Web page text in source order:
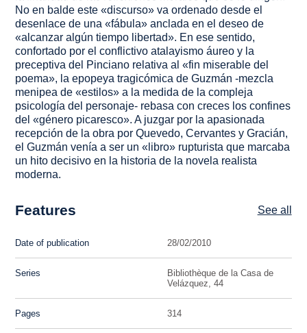
No en balde este «discurso» va ordenado desde el
desenlace de una «fábula» anclada en el deseo de
«alcanzar algún tiempo libertad». En ese sentido,
confortado por el conflictivo atalayismo áureo y la
preceptiva del Pinciano relativa al «fin miserable del
poema», la epopeya tragicómica de Guzmán -mezcla
menipea de «estilos» a la medida de la compleja
psicología del personaje- rebasa con creces los confines
del «género picaresco». A juzgar por la apasionada
recepción de la obra por Quevedo, Cervantes y Gracián,
elGuzmán venía a ser un «libro» rupturista que marcaba
un hito decisivo en la historia de la novela realista
moderna.
Features See all
Date of publication 28/02/2010
Series
Bibliothèque de la Casa de
Velázquez, 44
Pages 314